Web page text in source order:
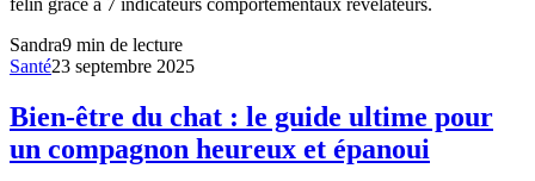
félin grâce à 7 indicateurs comportementaux révélateurs.
Sandra9 min de lecture
Santé23 septembre 2025
Bien-être du chat : le guide ultime pour
un compagnon heureux et épanoui